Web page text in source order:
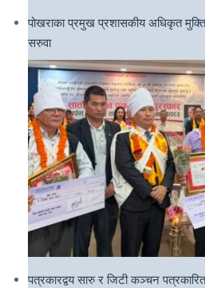
पोखराका प्रमुख प्रशासकीय अधिकृत
सरुवा
पत्रकारद्वय सारु र जिटी कञ्चन